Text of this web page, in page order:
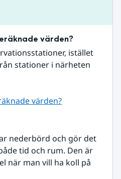
värden?
istället
stationer i närheten
värden?
nederbörd och gör det
tid och rum. Den är
när man vill ha koll på